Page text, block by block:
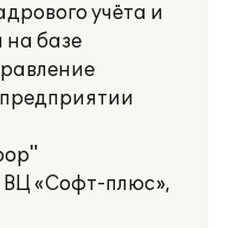
учёта и
на базе
«Софт-плюс»,